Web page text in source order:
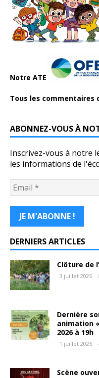
Notre ATE
Tous les commentaires
ABONNEZ-VOUS À
Inscrivez-vous à notre
les informations de
DERNIERS ARTICLES
Clôture de
3 juillet 2026
Dernière
animation
2026 à 19h
1 juillet 2026
Scène